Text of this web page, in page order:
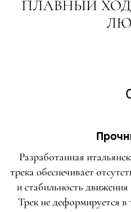
ПЛАВНЫЙ
Разработанная
трека обеспечивает
и стабильность
Трек не деформируется в